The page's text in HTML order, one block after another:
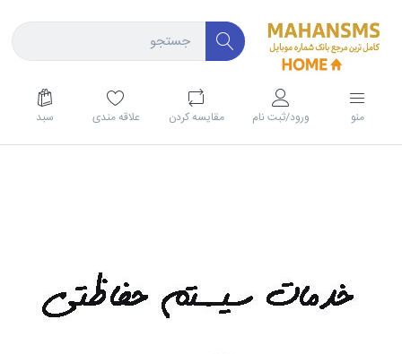
منو ورود/ثبت نام مقايسه كردن علاقه مندی سبد